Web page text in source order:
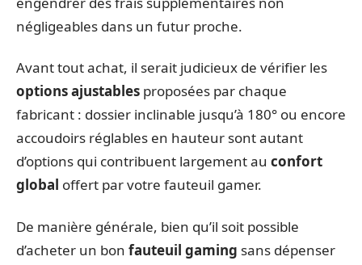
négligeables dans un futur proche.
Avant tout achat, il serait judicieux de vérifier les
options ajustables proposées par chaque
fabricant : dossier inclinable jusqu’à 180° ou encore
accoudoirs réglables en hauteur sont autant
d’options qui contribuent largement au confort
global offert par votre fauteuil gamer.
De manière générale, bien qu’il soit possible
d’acheter un bon fauteuil gaming sans dépenser